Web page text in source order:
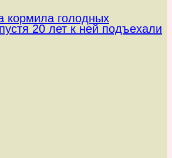
кормила голодных
20 лет к ней подъехали